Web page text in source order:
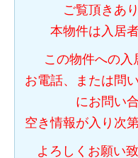
ご覧頂きあ
本物件は入居
この物件への入
お電話、または問
にお問い
空き情報が入り次
よろしくお願い